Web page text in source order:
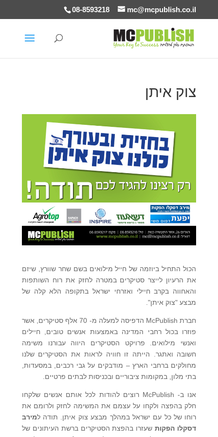
08-8593218 mc@mcpublish.co.il
צוק איתן
הכול התחיל ביוזמה של חייל מילואים בשם שחר שוורץ, שיזם
את הרעיון לייצר סטיקרים במטרה לחזק את רוח השותפות
והאחווה בקרב חיילי ואזרחי ישראל בתקופה הלא קלה של
מבצע "צוק איתן".
חברת McPublish הדפיסה למעלה מ- 70 אלף סטיקרים, אשר
פוזרו בכול רחבי המדינה באמצעות אנשים טובים, חיילים
ואנשי מילואים. פרויקט הסטיקרים היווה עבורנו משימה
חשובה ואתגר. הייתה זו חוויה לראות את הסטיקרים שלנו
מחולקים ברחבי הארץ – מודבקים על גבי רכבים, במסעדות,
בתי מלון, במקומות ציבוריים ובכניסות לבתים פרטיים.
אנו ב- McPublish רוצים להודות לכל אותם אנשים שלקחו
חלק בהפצה ולקחו על עצמם את המשימה לחזק ולרומם את
רוחו של כל עם ישראל במהלך מבצע צוק איתן. תודה למירב
דסקלו הפקותשעזרו בהפצת הסטיקרים ברשת העיתונים של